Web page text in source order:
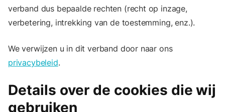
verband dus bepaalde rechten (recht op inzage,
verbetering, intrekking van de toestemming, enz.).
We verwijzen u in dit verband door naar ons
privacybeleid.
Details over de cookies die wij
gebruiken